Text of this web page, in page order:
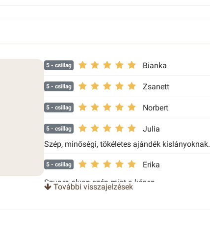
5 - csillag Bianka
5 - csillag Zsanett
5 - csillag Norbert
5 - csillag
Julia
Szép, minőségi, tökéletes ajándék kislányoknak.
5 - csillag
Erika
Szuper, olyan szép mint a képen
További visszajelzések